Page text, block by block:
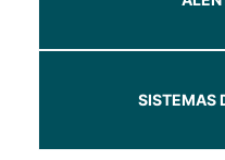
SISTEMAS